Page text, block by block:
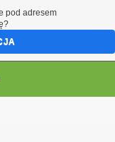
pod adresem